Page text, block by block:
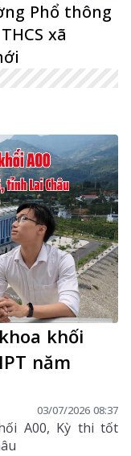
Phổ thông
xã
khối
năm
03/07/2026 08:37
A00, Kỳ thi tốt